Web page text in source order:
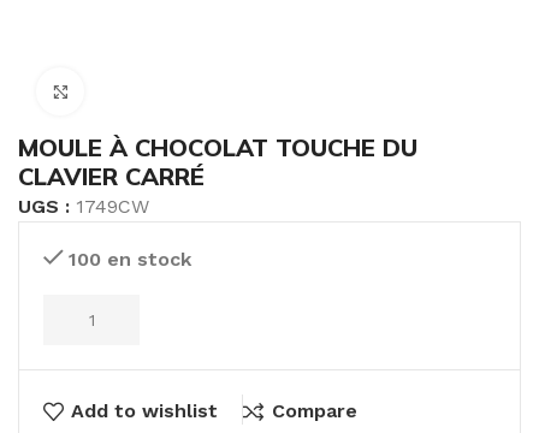
MOULE À CHOCOLAT TOUCHE DU
CLAVIER CARRÉ
UGS : 1749CW
100 en stock
Add to wishlist Compare